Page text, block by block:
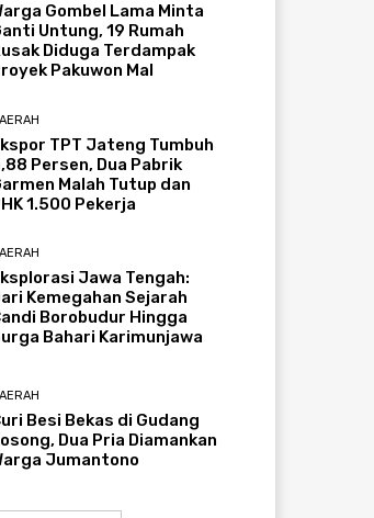
Gombel Lama Minta
Untung, 19 Rumah
Diduga Terdampak
Pakuwon Mal
TPT Jateng Tumbuh
Persen, Dua Pabrik
Malah Tutup dan
1.500 Pekerja
Jawa Tengah:
Kemegahan Sejarah
Borobudur Hingga
Bahari Karimunjawa
Besi Bekas di Gudang
Dua Pria Diamankan
Jumantono